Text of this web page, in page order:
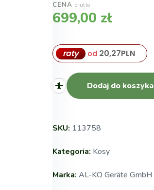
CENA brutto
699,00 zł
raty od 20,27PLN
Dodaj do koszyka
SKU: 113758
Kategoria: Kosy
Marka: AL-KO Geräte GmbH